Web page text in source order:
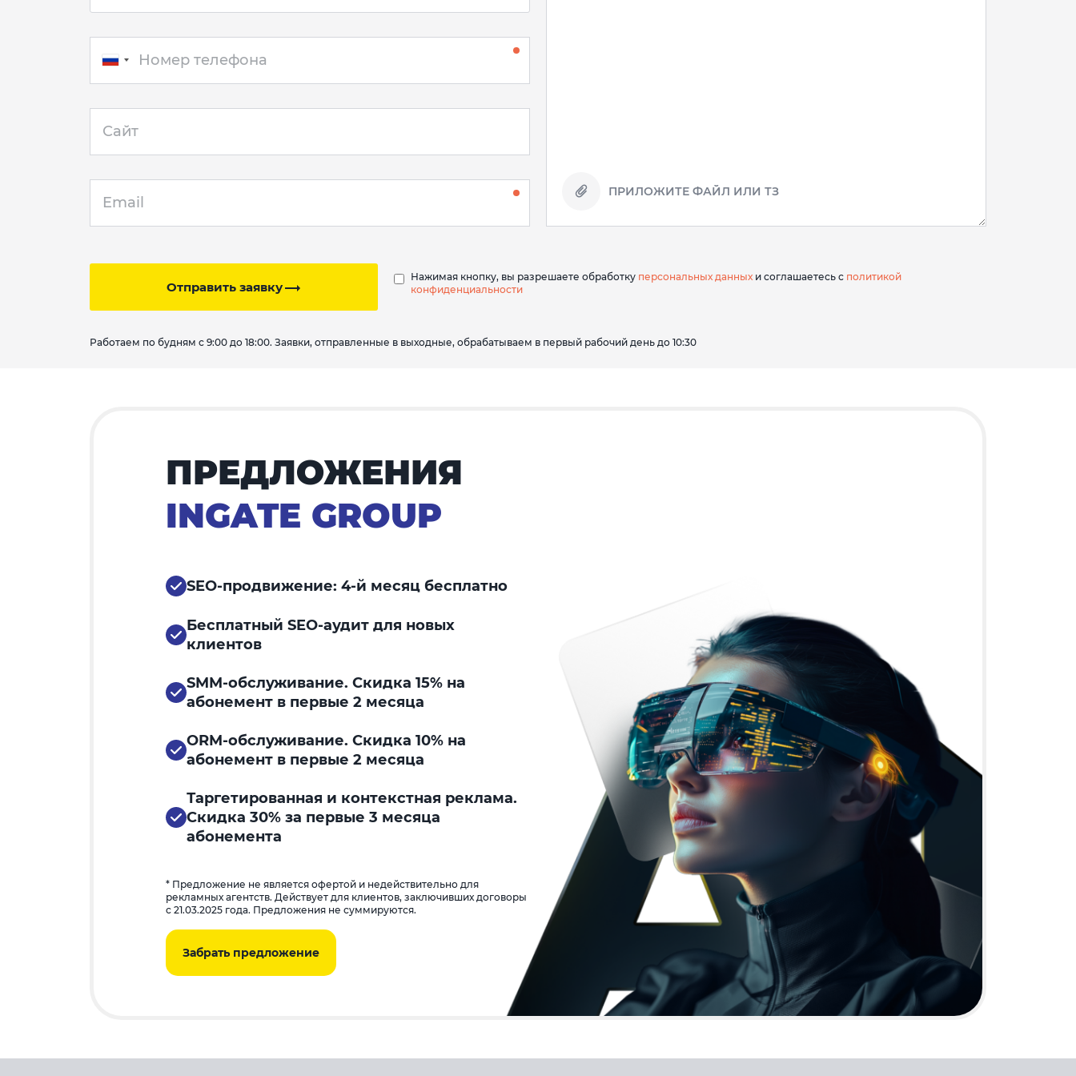
ПРИЛОЖИТЕ ФАЙЛ ИЛИ ТЗ
Отправить заявку
Нажимая кнопку, вы разрешаете обработку персональных данных и соглашаетесь с политикой
конфиденциальности
Работаем по будням с 9:00 до 18:00. Заявки, отправленные в выходные, обрабатываем в первый рабочий день до 10:30
ПРЕДЛОЖЕНИЯ
INGATE GROUP
SEO-продвижение: 4-й месяц бесплатно
Бесплатный SEO-аудит для новых
клиентов
SMM-обслуживание. Скидка 15% на
абонемент в первые 2 месяца
ORM-обслуживание. Скидка 10% на
абонемент в первые 2 месяца
Таргетированная и контекстная реклама.
Скидка 30% за первые 3 месяца
абонемента
* Предложение не является офертой и недействительно для
рекламных агентств. Действует для клиентов, заключивших договоры
с 21.03.2025 года. Предложения не суммируются.
Забрать предложение